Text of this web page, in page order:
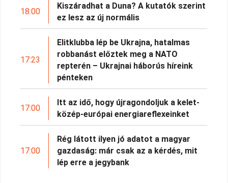
18:00
Kiszáradhat a Duna? A kutatók szerint
ez lesz az új normális
17:23
Elitklubba lép be Ukrajna, hatalmas
robbanást előztek meg a NATO
repterén – Ukrajnai háborús híreink
pénteken
17:00
Itt az idő, hogy újragondoljuk a kelet-
közép-európai energiareflexeinket
17:00
Rég látott ilyen jó adatot a magyar
gazdaság: már csak az a kérdés, mit
lép erre a jegybank